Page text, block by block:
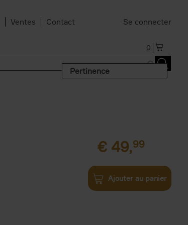
Ventes Contact Se connecter
0
Pertinence
€ 49,99
Ajouter au panier